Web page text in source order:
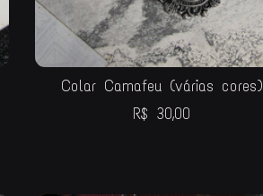
Colar Camafeu (várias cores)
R$ 30,00